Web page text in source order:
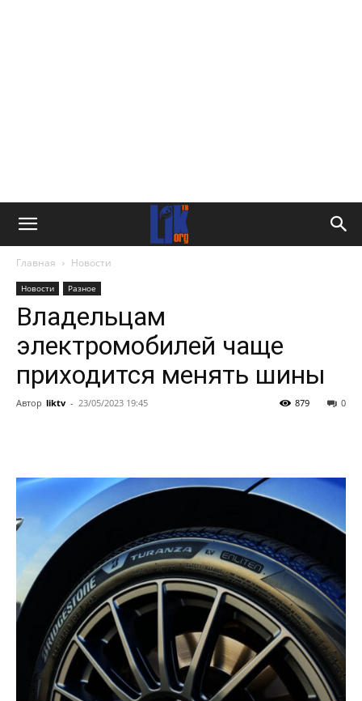
Главная Новости
Новости Разное
Владельцам
электромобилей чаще
приходится менять шины
Автор liktv - 23/05/2023 19:45 0
879